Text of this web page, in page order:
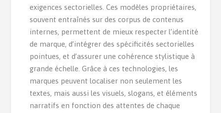
exigences sectorielles. Ces modèles propriétaires,
souvent entraînés sur des corpus de contenus
internes, permettent de mieux respecter l’identité
de marque, d’intégrer des spécificités sectorielles
pointues, et d’assurer une cohérence stylistique à
grande échelle. Grâce à ces technologies, les
marques peuvent localiser non seulement les
textes, mais aussi les visuels, slogans, et éléments
narratifs en fonction des attentes de chaque